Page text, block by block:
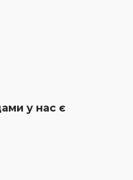
у нас є